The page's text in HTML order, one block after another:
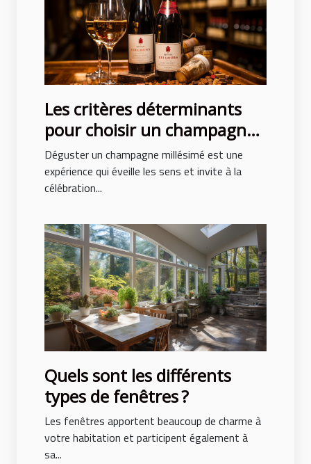
Les critères déterminants
pour choisir un champagne
millésimé de qualité
Déguster un champagne millésimé est une
expérience qui éveille les sens et invite à la
célébration...
Quels sont les différents
types de fenêtres ?
Les fenêtres apportent beaucoup de charme à
votre habitation et participent également à
sa...